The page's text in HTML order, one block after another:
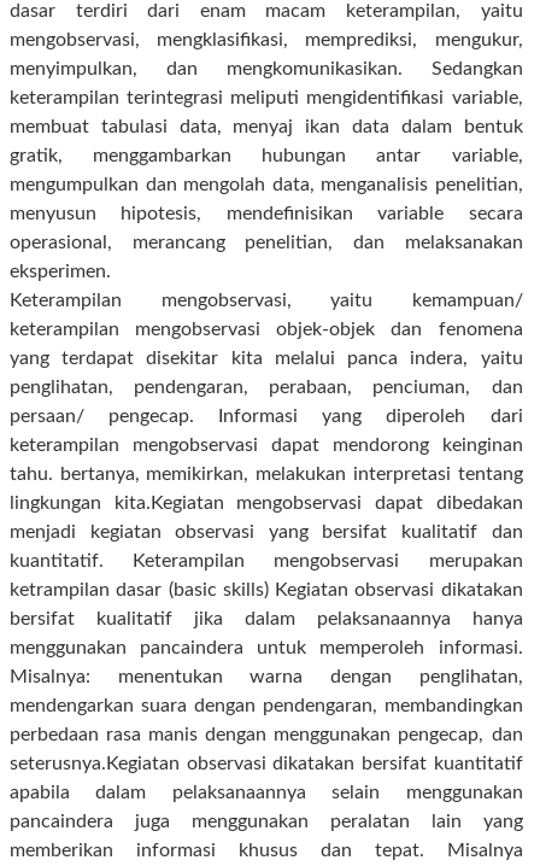
dasar terdiri dari enam macam keterampilan, yaitu
mengobservasi, mengklasifikasi, memprediksi, mengukur,
menyimpulkan, dan mengkomunikasikan. Sedangkan
keterampilan terintegrasi meliputi mengidentifikasi variable,
membuat tabulasi data, menyaj ikan data dalam bentuk
gratik, menggambarkan hubungan antar variable,
mengumpulkan dan mengolah data, menganalisis penelitian,
menyusun hipotesis, mendefinisikan variable secara
operasional, merancang penelitian, dan melaksanakan
eksperimen.
Keterampilan mengobservasi, yaitu kemampuan/
keterampilan mengobservasi objek-objek dan fenomena
yang terdapat disekitar kita melalui panca indera, yaitu
penglihatan, pendengaran, perabaan, penciuman, dan
persaan/ pengecap. Informasi yang diperoleh dari
keterampilan mengobservasi dapat mendorong keinginan
tahu. bertanya, memikirkan, melakukan interpretasi tentang
lingkungan kita.Kegiatan mengobservasi dapat dibedakan
menjadi kegiatan observasi yang bersifat kualitatif dan
kuantitatif. Keterampilan mengobservasi merupakan
ketrampilan dasar (basic skills) Kegiatan observasi dikatakan
bersifat kualitatif jika dalam pelaksanaannya hanya
menggunakan pancaindera untuk memperoleh informasi.
Misalnya: menentukan warna dengan penglihatan,
mendengarkan suara dengan pendengaran, membandingkan
perbedaan rasa manis dengan menggunakan pengecap, dan
seterusnya.Kegiatan observasi dikatakan bersifat kuantitatif
apabila dalam pelaksanaannya selain menggunakan
pancaindera juga menggunakan peralatan lain yang
memberikan informasi khusus dan tepat. Misalnya